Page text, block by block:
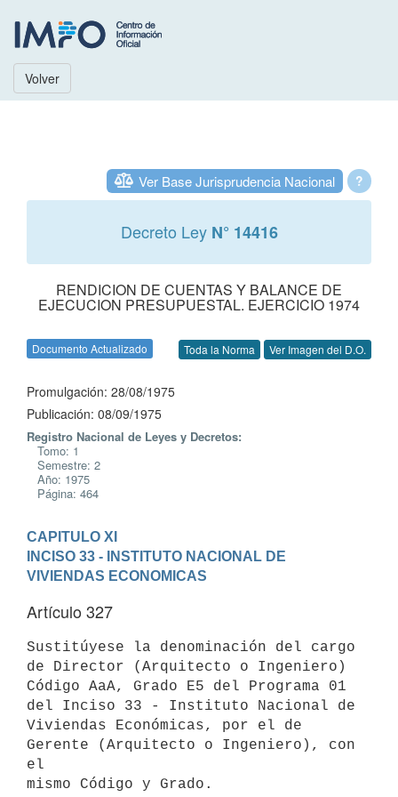
Volver
?
Ver Base Jurisprudencia Nacional
Decreto Ley N° 14416
RENDICION DE CUENTAS Y BALANCE DE
EJECUCION PRESUPUESTAL. EJERCICIO 1974
Documento Actualizado Toda la Norma Ver Imagen del D.O.
Promulgación: 28/08/1975
Publicación: 08/09/1975
Registro Nacional de Leyes y Decretos:
Tomo: 1
Semestre: 2
Año: 1975
Página: 464
CAPITULO XI
INCISO 33 - INSTITUTO NACIONAL DE
VIVIENDAS ECONOMICAS
Artículo 327
Sustitúyese la denominación del cargo
de Director (Arquitecto o Ingeniero)
Código AaA, Grado E5 del Programa 01
del Inciso 33 - Instituto Nacional de
Viviendas Económicas, por el de
Gerente (Arquitecto o Ingeniero), con
el
mismo Código y Grado.